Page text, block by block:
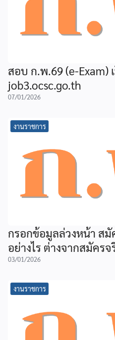
สอบ ก.พ.69 (e-Exam)
job3.ocsc.go.th
07/01/2026
งานราชการ
กรอกข้อมูลล่วงหน้า ส
อย่างไร ต่างจากสมัครจ
03/01/2026
งานราชการ